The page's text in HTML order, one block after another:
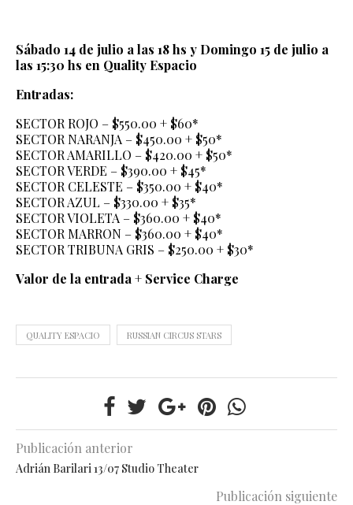
Sábado 14 de julio a las 18 hs y Domingo 15 de julio a
las 15:30 hs en Quality Espacio
Entradas:
SECTOR ROJO – $550.00 + $60*
SECTOR NARANJA – $450.00 + $50*
SECTOR AMARILLO – $420.00 + $50*
SECTOR VERDE – $390.00 + $45*
SECTOR CELESTE – $350.00 + $40*
SECTOR AZUL – $330.00 + $35*
SECTOR VIOLETA – $360.00 + $40*
SECTOR MARRON – $360.00 + $40*
SECTOR TRIBUNA GRIS – $250.00 + $30*
Valor de la entrada + Service Charge
QUALITY ESPACIO RUSSIAN CIRCUS STARS
Publicación anterior
Adrián Barilari 13/07 Studio Theater
Publicación siguiente